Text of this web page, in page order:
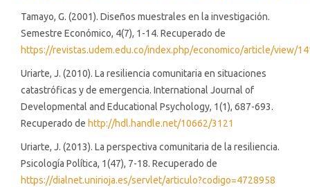
Tamayo, G. (2001). Diseños muestrales en la investigación.
Semestre Económico, 4(7), 1-14. Recuperado de
https://revistas.udem.edu.co/index.php/economico/article/view/
Uriarte, J. (2010). La resiliencia comunitaria en situaciones
catastróficas y de emergencia. International Journal of
Developmental and Educational Psychology, 1(1), 687-693.
Recuperado de http://hdl.handle.net/10662/3121
Uriarte, J. (2013). La perspectiva comunitaria de la resiliencia.
Psicología Política, 1(47), 7-18. Recuperado de
https://dialnet.unirioja.es/servlet/articulo?codigo=4728958